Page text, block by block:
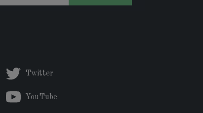
Twitter
YouTube